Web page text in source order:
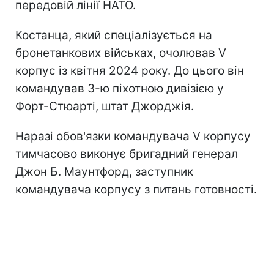
передовій лінії НАТО.
Костанца, який спеціалізується на
бронетанкових військах, очолював V
корпус із квітня 2024 року. До цього він
командував 3-ю піхотною дивізією у
Форт-Стюарті, штат Джорджія.
Наразі обов'язки командувача V корпусу
тимчасово виконує бригадний генерал
Джон Б. Маунтфорд, заступник
командувача корпусу з питань готовності.